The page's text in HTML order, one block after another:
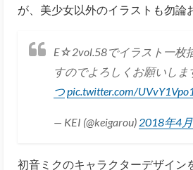
が、美少女以外のイラストも勿論
E☆2vol.58でイラスト一枚
すのでよろしくお願いし
つpic.twitter.com/
— KEI (@keigarou) 2018年4
初音ミクのキャラクターデザイン